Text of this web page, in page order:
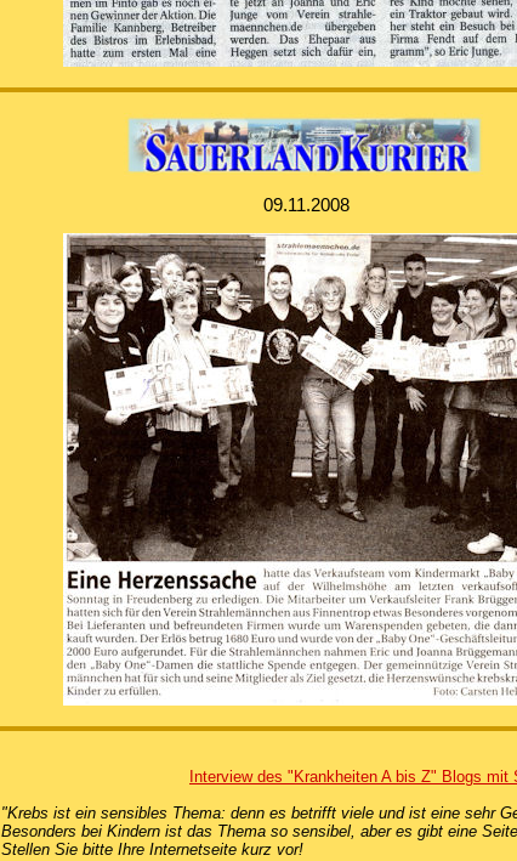
09.11.2008
Interview des "Krankheiten A bis Z" Blogs mit
"Krebs ist ein sensibles Thema: denn es betrifft viele und ist eine sehr
Besonders bei Kindern ist das Thema so sensibel, aber es gibt eine
Stellen Sie bitte Ihre Internetseite kurz vor!